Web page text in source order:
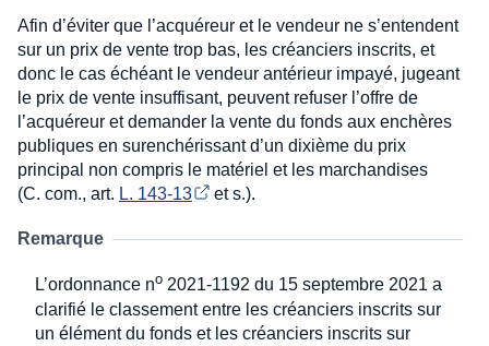
Afin d’éviter que l’acquéreur et le vendeur ne s’entendent
sur un prix de vente trop bas, les créanciers inscrits, et
donc le cas échéant le vendeur antérieur impayé, jugeant
le prix de vente insuffisant, peuvent refuser l’offre de
l’acquéreur et demander la vente du fonds aux enchères
publiques en surenchérissant d’un dixième du prix
principal non compris le matériel et les marchandises
(C. com., art. L. 143-13 et s.).
Remarque
L’ordonnance no 2021-1192 du 15 septembre 2021 a
clarifié le classement entre les créanciers inscrits sur
un élément du fonds et les créanciers inscrits sur